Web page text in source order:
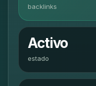
backlinks
Activo
estado